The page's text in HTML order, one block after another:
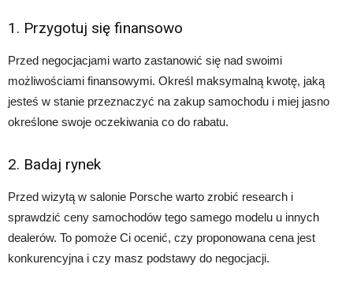
1. Przygotuj się finansowo
Przed negocjacjami warto zastanowić się nad swoimi
możliwościami finansowymi. Określ maksymalną kwotę, jaką
jesteś w stanie przeznaczyć na zakup samochodu i miej jasno
określone swoje oczekiwania co do rabatu.
2. Badaj rynek
Przed wizytą w salonie Porsche warto zrobić research i
sprawdzić ceny samochodów tego samego modelu u innych
dealerów. To pomoże Ci ocenić, czy proponowana cena jest
konkurencyjna i czy masz podstawy do negocjacji.